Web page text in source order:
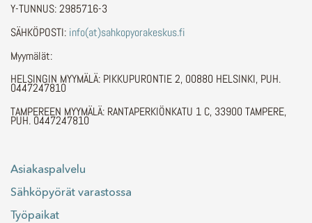
Y-TUNNUS: 2985716-3
SÄHKÖPOSTI: info(at)sahkopyorakeskus.fi
Myymälät:
HELSINGIN MYYMÄLÄ: PIKKUPURONTIE 2, 00880 HELSINKI, PUH.
0447247810
TAMPEREEN MYYMÄLÄ: RANTAPERKIÖNKATU 1 C, 33900 TAMPERE,
PUH. 0447247810
Asiakaspalvelu
Sähköpyörät varastossa
Työpaikat